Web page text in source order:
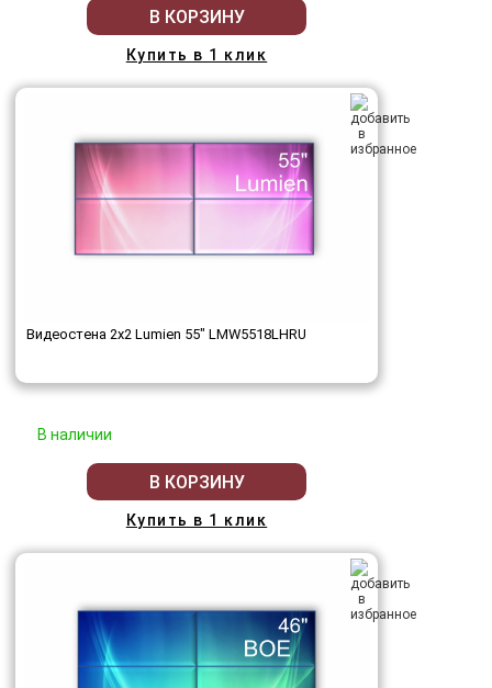
В КОРЗИНУ
Купить в 1 клик
Видеостена 2x2 Lumien 55" LMW5518LHRU
В наличии
В КОРЗИНУ
Купить в 1 клик